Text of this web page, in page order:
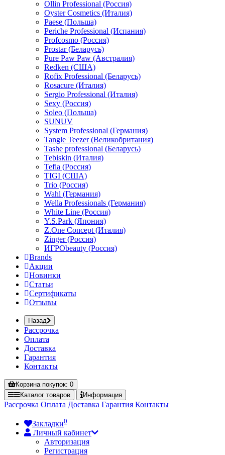
Ollin Professional (Россия)
Oyster Cosmetics (Италия)
Paese (Польша)
Periche Professional (Испания)
Profcosmo (Россия)
Prostar (Беларусь)
Pure Paw Paw (Австралия)
Redken (США)
Rofix Professional (Беларусь)
Rosacure (Италия)
Sergio Professional (Италия)
Sexy (Россия)
Soleo (Польша)
SUNUV
System Professional (Германия)
Tangle Teezer (Великобритания)
Tashe professional (Беларусь)
Tebiskin (Италия)
Tefia (Россия)
TIGI (США)
Trio (Россия)
Wahl (Германия)
Wella Professionals (Германия)
White Line (Россия)
Y.S.Park (Япония)
Z.One Concept (Италия)
Zinger (Россия)
ИГРОbeauty (Россия)
Brands
Акции
Новинки
Статьи
Сертификаты
Отзывы
Назад
Рассрочка
Оплата
Доставка
Гарантия
Контакты
Корзинапокупок: 0
Каталог товаров Информация
Рассрочка Оплата Доставка Гарантия Контакты
Закладки0
Личный кабинет
Авторизация
Регистрация